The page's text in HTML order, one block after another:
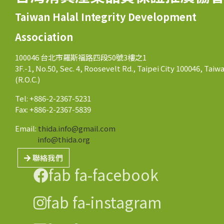
Taiwan Halal Integrity Development
Association
100046 台北市羅斯福路四段50號3樓之1
3F.-1, No.50, Sec. 4, Roosevelt Rd., Taipei City 100046,
(R.O.C.)
Tel: +886-2-2367-5231
Fax: +886-2-2367-5839
Email: thida.info@gmail.com
info@thida.org
聯絡我們
fab fa-facebook
fab fa-instagram